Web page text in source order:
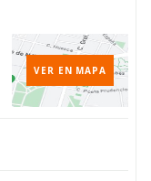
VER EN MAPA